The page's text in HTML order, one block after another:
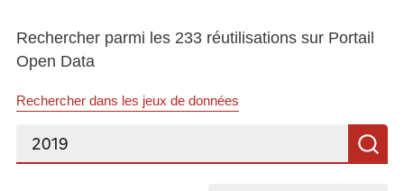
Rechercher parmi les 233 réutilisations sur Portail
Open Data
Rechercher dans les jeux de données
Rechercher...